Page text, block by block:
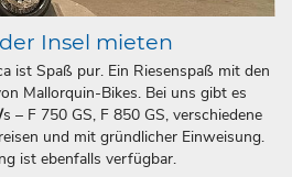
Insel mieten
ist Spaß pur. Ein Riesenspaß mit den
Mallorquin-Bikes. Bei uns gibt es
s – F 750 GS, F 850 GS, verschiedene
und mit gründlicher Einweisung.
ist ebenfalls verfügbar.